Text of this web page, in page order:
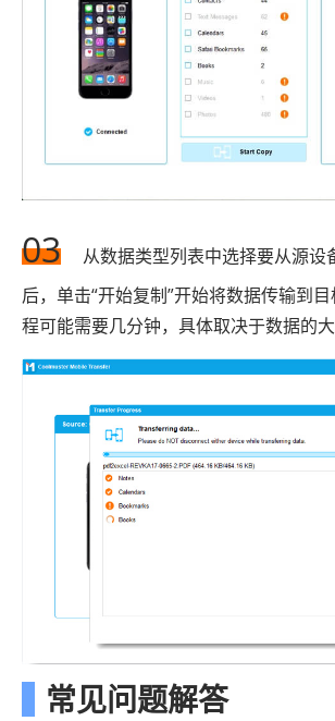
03
从数据类型列表中选择要从源设
后，单击“开始复制”开始将数据传输到
程可能需要几分钟，具体取决于数据的大
常见问题解答